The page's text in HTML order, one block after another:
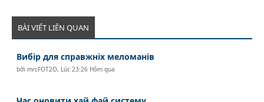
BÀI VIẾT LIÊN QUAN
Вибір для справжніх меломанів
bởimrcFOT2O, Lúc 23:26 Hôm qua